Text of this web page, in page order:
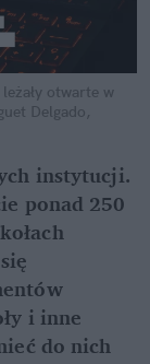
otwarte w
Delgado,
instytucji.
ponad 250
i inne
do nich